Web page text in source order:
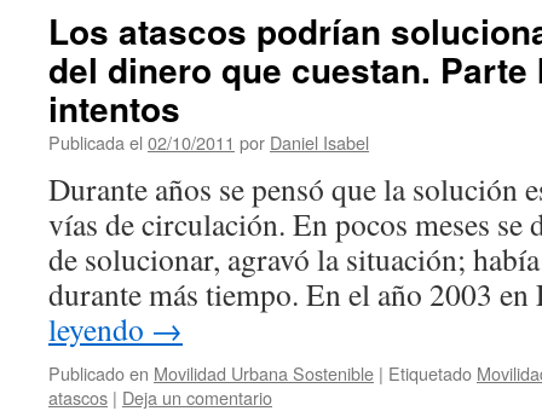
Los atascos podrían
del dinero que cuestan. Parte
intentos
Publicada el 02/10/2011 por Daniel Isabel
Durante años se pensó que la solución
vías de circulación. En pocos meses se
de solucionar, agravó la situación;
durante más tiempo. En el año 2003
leyendo →
Publicado en Movilidad Urbana Sostenible | Etiquetado
atascos | Deja un comentario